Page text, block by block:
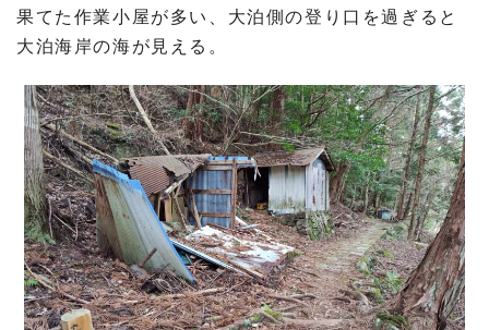
果てた作業小屋が多い、大泊側の登り口を過ぎると
大泊海岸の海が見える。